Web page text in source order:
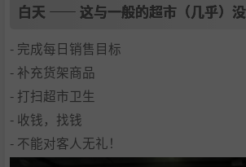
白天 —— 这与一般的超市（几乎）
- 完成每日销售目标
- 补充货架商品
- 打扫超市卫生
- 收钱，找钱
- 不能对客人无礼！